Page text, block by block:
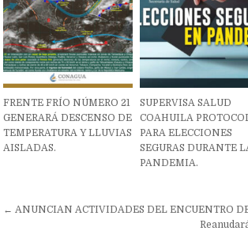
FRENTE FRÍO NÚMERO 21
GENERARÁ DESCENSO DE
TEMPERATURA Y LLUVIAS
AISLADAS.
SUPERVISA SALUD
COAHUILA
PARA ELECCIONES
SEGURAS DURANTE
PANDEMIA.
Navegación
← ANUNCIAN ACTIVIDADES DEL ENCUENTRO